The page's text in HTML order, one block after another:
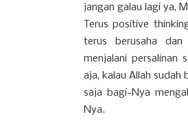
jangan galau lagi ya,
Terus positive
terus berusaha
menjalani persalinan
aja, kalau Allah sudah
saja bagi-Nya
Nya.